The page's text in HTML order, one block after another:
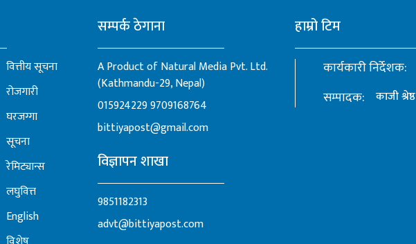
वित्तीय सूचना
रोजगारी
घरजग्गा
सूचना
रेमिट्यान्स
लघुवित्त
English
सम्पर्क ठेगाना
A Product of Natural Media Pvt. Ltd.
(Kathmandu-29, Nepal)
0159242299709168764
bittiyapost@gmail.com
विज्ञापन शाखा
9851182313
advt@bittiyapost.com
हाम्रो टिम
कार्यकारी निर्देशक:
सम्पादक:
काजी श्रेष्ठ